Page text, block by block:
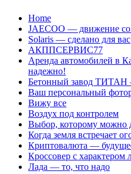
Перейти
содержанию
Home
JAECOO — движение со
Solaris — сделано для вас
АКППСЕРВИС77
Аренда автомобилей в
надежно!
Бетонный завод ТИТАН
Ваш персональный
Вижу все
Воздух под контролем
Выбор, которому можно
Когда земля встречает
Криптовалюта —
Кроссовер с характером
Лада — то, что надо